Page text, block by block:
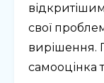
свої
вирішення.
самооцінка